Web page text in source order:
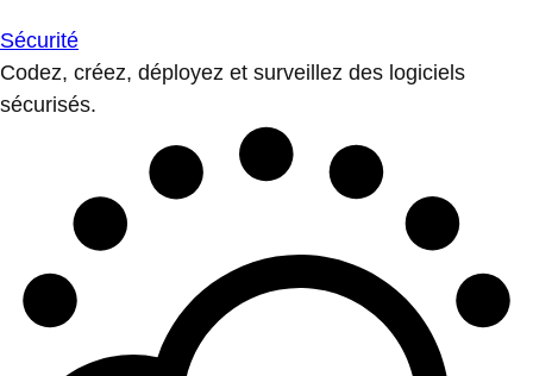
Sécurité
Codez, créez, déployez et surveillez des logiciels
sécurisés.